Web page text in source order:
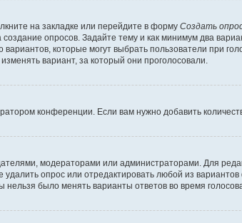
на закладке или перейдите в форму Создать
опросов. Задайте тему и как минимум два
вариантов, которые могут выбрать пользователи при
вариант, за который они проголосовали.
конференции. Если вам нужно добавить
модераторами или администраторами. Для
опрос или отредактировать любой из
нельзя было менять варианты ответов во время